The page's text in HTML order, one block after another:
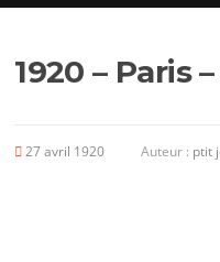
1920 – Paris
27 avril 1920 Auteur : ptit